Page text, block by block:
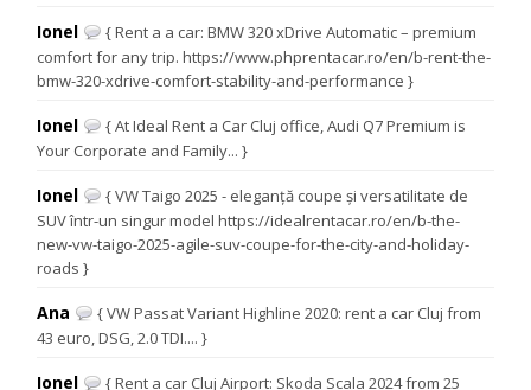
Ionel
{ Rent a a car: BMW 320 xDrive Automatic – premium
comfort for any trip. https://www.phprentacar.ro/en/b-rent-the-
bmw-320-xdrive-comfort-stability-and-performance }
Ionel
{ At Ideal Rent a Car Cluj office, Audi Q7 Premium is
Your Corporate and Family... }
Ionel
{ VW Taigo 2025 - eleganță coupe și versatilitate de
SUV într-un singur model https://idealrentacar.ro/en/b-the-
new-vw-taigo-2025-agile-suv-coupe-for-the-city-and-holiday-
roads }
Ana
{ VW Passat Variant Highline 2020: rent a car Cluj from
43 euro, DSG, 2.0 TDI.... }
Ionel
{ Rent a car Cluj Airport: Skoda Scala 2024 from 25